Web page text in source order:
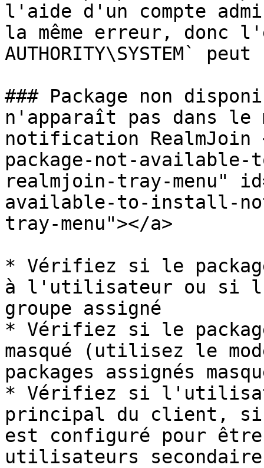
l'aide d'un compte
la même erreur, donc
AUTHORITY\SYSTEM`
### Package non
n'apparaît pas dans le
notification RealmJoin
package-not-
realmjoin-tray-menu"
available-to-install-
tray-menu"></a>
* Vérifiez si le
à l'utilisateur ou si
groupe assigné
* Vérifiez si le
masqué (utilisez le
packages assignés
* Vérifiez si
principal du client,
est configuré pour
utilisateurs